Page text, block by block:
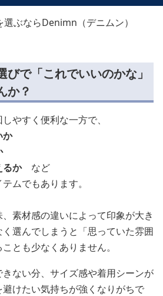
ぶならDenimn（デニムン）
びで「これでいいのかな」
か？
やすく便利な一方で、
か
るかなど
ムでもあります。
素材感の違いによって印象が大き
選んでしまうと「思っていた雰囲
とも少なくありません。
ない分、サイズ感や着用シーンが
けたい気持ちが強くなりがちで